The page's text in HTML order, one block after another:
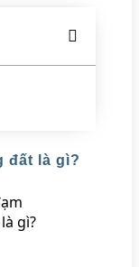
đất là gì?
gì?